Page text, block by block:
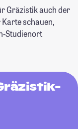
Gräzistik auch der
schauen,
Studienort